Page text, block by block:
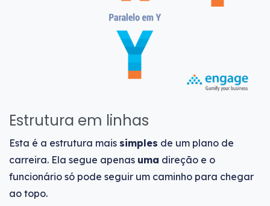
Estrutura em linhas
Esta é a estrutura mais simples de um plano de
carreira. Ela segue apenas uma direção e o
funcionário só pode seguir um caminho para chegar
ao topo.